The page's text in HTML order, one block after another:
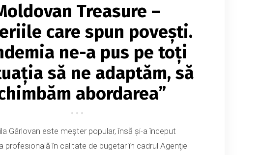
Treasure –
care spun povești.
ne-a pus pe toţi
să ne adaptăm, să
abordarea”
Gârlovan este meşter popular, însă și-a început
profesională în calitate de bugetar în cadrul Agenţiei